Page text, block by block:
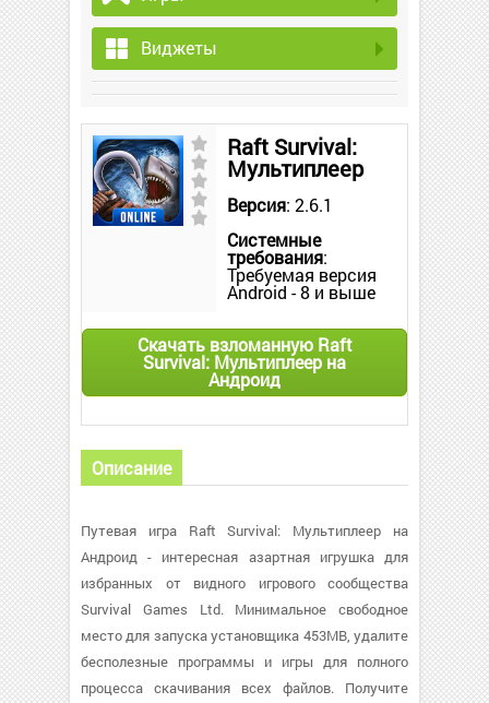
Виджеты
Raft Survival:
Мультиплеер
Версия: 2.6.1
Системные
требования:
Требуемая версия
Android - 8 и выше
Скачать взломанную Raft
Survival: Мультиплеер на
Андроид
Описание
Путевая игра Raft Survival: Мультиплеер на
Андроид - интересная азартная игрушка для
избранных от видного игрового сообщества
Survival Games Ltd. Минимальное свободное
место для запуска установщика 453MB, удалите
бесполезные программы и игры для полного
процесса скачивания всех файлов. Получите